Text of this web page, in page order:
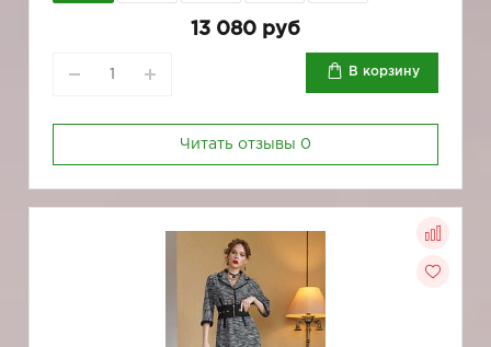
13 080 руб
В корзину
Читать отзывы 0